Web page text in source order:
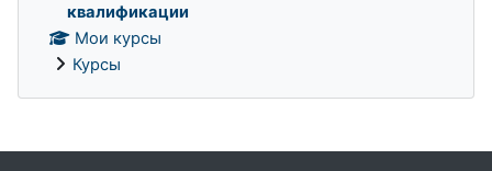
квалификации
Мои курсы
Курсы
Дополнительные блоки